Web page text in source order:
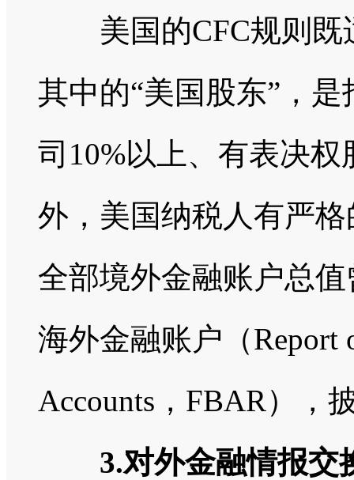
美国的CFC规则既
其中的“美国股东”，
司10%以上、有表决
外，美国纳税人有严
全部境外金融账户总
海外金融账户（Report
Accounts，FBAR），
3.对外金融情报交